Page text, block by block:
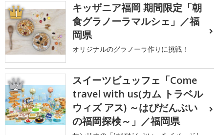
1
キッザニア福岡 期間限定「朝
食グラノーラマルシェ」／福
岡県
オリジナルのグラノーラ作りに挑戦！
2
スイーツビュッフェ「Come
travel with us(カム トラベル
ウィズ アス) ～はぴだんぶい
の福岡探検～」／福岡県